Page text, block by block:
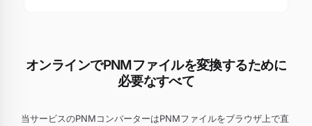
オンラインでPNMファイルを変換するために
必要なすべて
当サービスのPNMコンバーターはPNMファイルをブラウザ上で直